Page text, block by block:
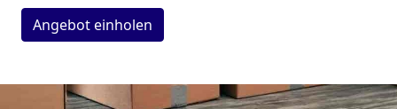
Angebot einholen